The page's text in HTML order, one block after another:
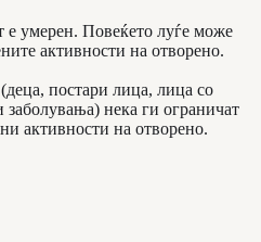
е умерен. Повеќето луѓе може
активности на отворено.
постари лица, лица со
нека ги ограничат
активности на отворено.